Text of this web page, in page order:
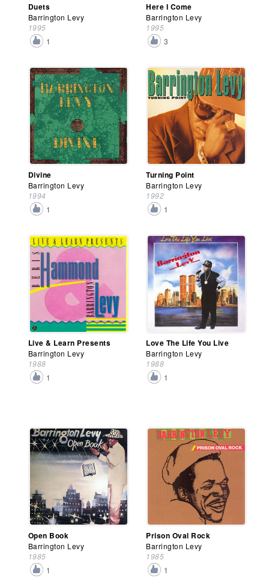
Duets
Barrington Levy
1995
1
Here I Come
Barrington Levy
1995
3
Divine
Barrington Levy
1994
1
Turning Point
Barrington Levy
1992
1
Live & Learn Presents
Barrington Levy
1988
1
Love The Life You Live
Barrington Levy
1988
1
Open Book
Barrington Levy
1985
1
Prison Oval Rock
Barrington Levy
1985
1